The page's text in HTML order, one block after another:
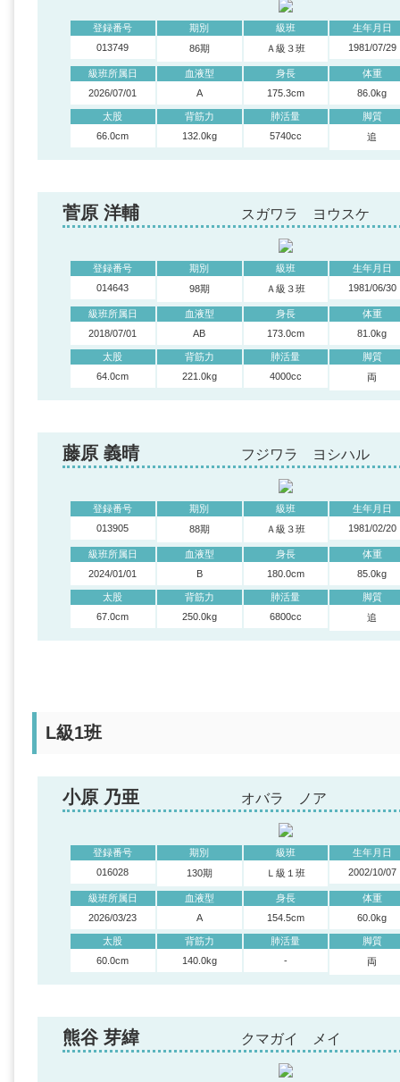
登録番号
013749
期別
86期
級班
Ａ級３班
生年月日
1981/07/29
級班所属日
2026/07/01
血液型
A
身長
175.3cm
体重
86.0kg
太股
66.0cm
背筋力
132.0kg
肺活量
5740cc
脚質
追
菅原 洋輔 スガワラ ヨウスケ
登録番号
014643
期別
98期
級班
Ａ級３班
生年月日
1981/06/30
級班所属日
2018/07/01
血液型
AB
身長
173.0cm
体重
81.0kg
太股
64.0cm
背筋力
221.0kg
肺活量
4000cc
脚質
両
藤原 義晴 フジワラ ヨシハル
登録番号
013905
期別
88期
級班
Ａ級３班
生年月日
1981/02/20
級班所属日
2024/01/01
血液型
B
身長
180.0cm
体重
85.0kg
太股
67.0cm
背筋力
250.0kg
肺活量
6800cc
脚質
追
L級1班
小原 乃亜 オバラ ノア
登録番号
016028
期別
130期
級班
Ｌ級１班
生年月日
2002/10/07
級班所属日
2026/03/23
血液型
A
身長
154.5cm
体重
60.0kg
太股
60.0cm
背筋力
140.0kg
肺活量
-
脚質
両
熊谷 芽緯 クマガイ メイ